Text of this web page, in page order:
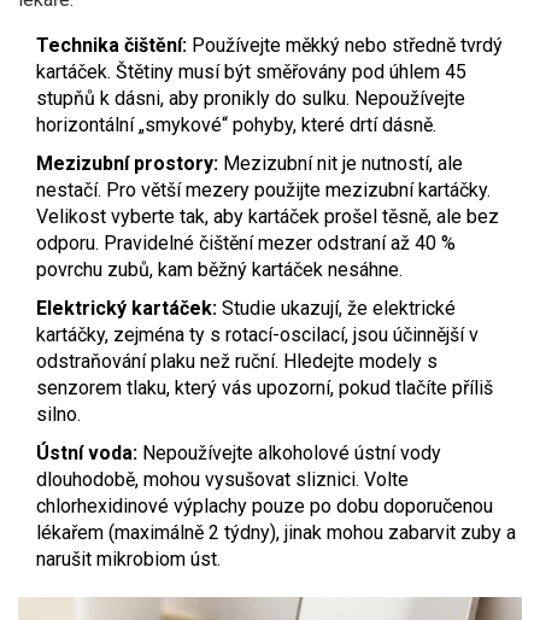
Technika čištění: Používejte měkký nebo středně tvrdý
kartáček. Štětiny musí být směřovány pod úhlem 45
stupňů k dásni, aby pronikly do sulku. Nepoužívejte
horizontální „smykové“ pohyby, které drtí dásně.
Mezizubní prostory: Mezizubní nit je nutností, ale
nestačí. Pro větší mezery použijte mezizubní kartáčky.
Velikost vyberte tak, aby kartáček prošel těsně, ale bez
odporu. Pravidelné čištění mezer odstraní až 40 %
povrchu zubů, kam běžný kartáček nesáhne.
Elektrický kartáček: Studie ukazují, že elektrické
kartáčky, zejména ty s rotací-oscilací, jsou účinnější v
odstraňování plaku než ruční. Hledejte modely s
senzorem tlaku, který vás upozorní, pokud tlačíte příliš
silno.
Ústní voda: Nepoužívejte alkoholové ústní vody
dlouhodobě, mohou vysušovat sliznici. Volte
chlorhexidinové výplachy pouze po dobu doporučenou
lékařem (maximálně 2 týdny), jinak mohou zabarvit zuby a
narušit mikrobiom úst.